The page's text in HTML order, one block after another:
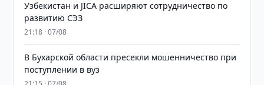
Узбекистан и JICA расширяют сотрудничество по
развитию СЭЗ
21:18 · 07/08
В Бухарской области пресекли мошенничество при
поступлении в вуз